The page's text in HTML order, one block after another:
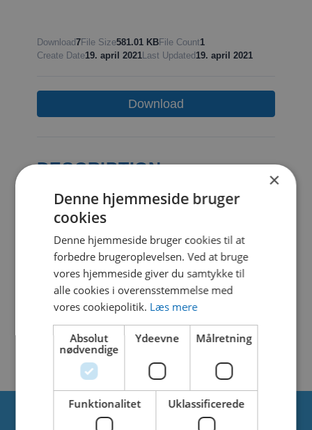
Download7File Size581.01 KBFile Count1
Create Date19. april 2021Last Updated 19. april 2021
Download
DESCRIPTION
No related download found!
Kjell Parmborn Updated 19. april 2021
×
Denne hjemmeside bruger
cookies
Denne hjemmeside bruger cookies til at
forbedre brugeroplevelsen. Ved at bruge
vores hjemmeside giver du samtykke til
alle cookies i overensstemmelse med
vores cookiepolitik. Læs mere
Absolut
nødvendige
Ydeevne Målretning
Funktionalitet Uklassificerede